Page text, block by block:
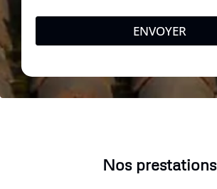
ENVOYER
Nos prestations